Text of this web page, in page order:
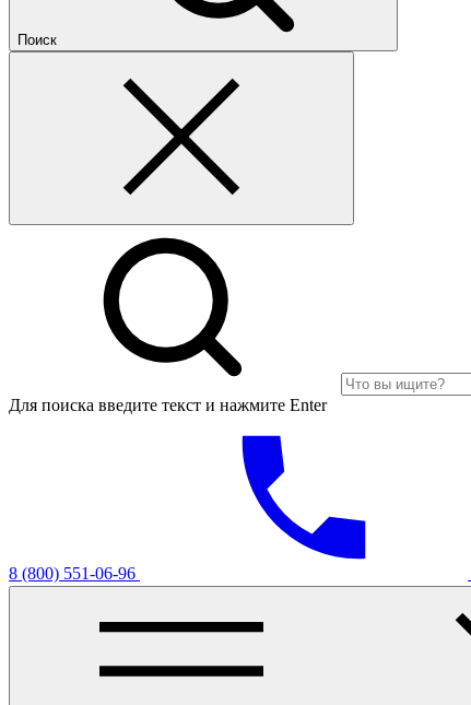
Поиск
Для поиска введите текст и нажмите Enter
8 (800) 551-06-96